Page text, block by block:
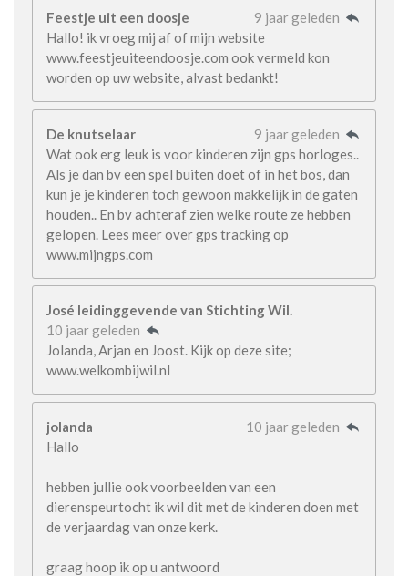
Feestje uit een doosje
9 jaar geleden
Hallo! ik vroeg mij af of mijn website
www.feestjeuiteendoosje.com ook vermeld kon
worden op uw website, alvast bedankt!
De knutselaar
9 jaar geleden
Wat ook erg leuk is voor kinderen zijn gps horloges..
Als je dan bv een spel buiten doet of in het bos, dan
kun je je kinderen toch gewoon makkelijk in de gaten
houden.. En bv achteraf zien welke route ze hebben
gelopen. Lees meer over gps tracking op
www.mijngps.com
José leidinggevende van Stichting Wil.
10 jaar geleden
Jolanda, Arjan en Joost. Kijk op deze site;
www.welkombijwil.nl
jolanda
10 jaar geleden
Hallo
hebben jullie ook voorbeelden van een
dierenspeurtocht ik wil dit met de kinderen doen met
de verjaardag van onze kerk.
graag hoop ik op u antwoord